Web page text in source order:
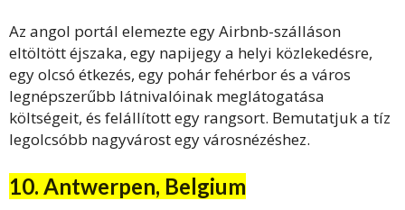
Az angol portál elemezte egy Airbnb-szálláson
eltöltött éjszaka, egy napijegy a helyi közlekedésre,
egy olcsó étkezés, egy pohár fehérbor és a város
legnépszerűbb látnivalóinak meglátogatása
költségeit, és felállított egy rangsort. Bemutatjuk a tíz
legolcsóbb nagyvárost egy városnézéshez.
10. Antwerpen, Belgium